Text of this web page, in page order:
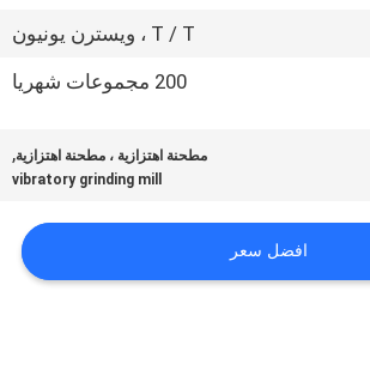
T / T ، ويسترن يونيون
200 مجموعات شهريا
مطحنة اهتزازية ، مطحنة اهتزازية,
vibratory grinding mill
افضل سعر